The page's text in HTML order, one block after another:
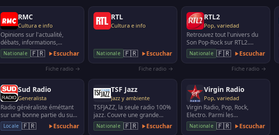
RMC
Cultura e info
Opinions sur l'actualité,
débats, informations,
reportages
Nationale 🇫🇷 Escuchar
Fiche radio →
RTL
Cultura e info
Nationale 🇫🇷 Escuchar
Fiche radio →
RTL2
Pop, variedad
Retrouvez tout l'univers du
Son Pop-Rock sur RTL2.
Station de radio privée
émettant en France c…
Nationale 🇫🇷 Escuchar
Fiche radio →
Sud Radio
Generalista
Radio généraliste éméttant
sur une bonne partie du sud
de la France, ainsi qu'à Paris,
Borde…
Locale 🇫🇷 Escuchar
TSF Jazz
Jazz y ambiente
TSFJAZZ, la seule radio 100%
jazz. Couvre une grande
partie du territoire français.
Musique et a…
Nationale 🇫🇷 Escuchar
Virgin Radio
Pop, variedad
Virgin Radio, Pop, Rock,
Electro. Parmi les
programmes, émissions de
Virgin Tonic et du Lab Virg…
Nationale 🇫🇷 Escuchar